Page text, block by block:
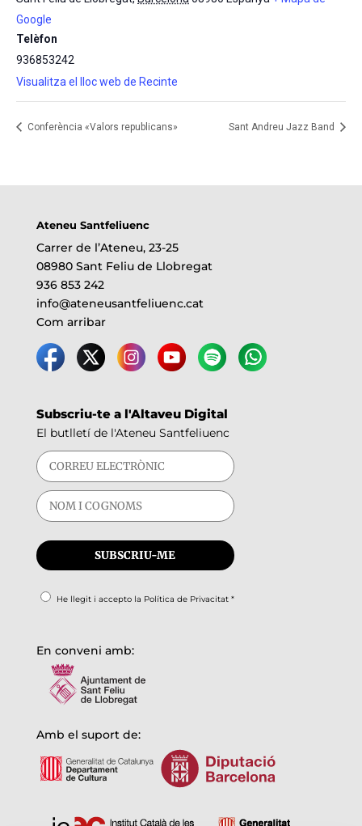
Google
Telèfon
936853242
Visualitza el lloc web de Recinte
Conferència «Valors republicans» Sant Andreu Jazz Band
Ateneu Santfeliuenc
Carrer de l’Ateneu, 23-25
08980 Sant Feliu de Llobregat
936 853 242
info@ateneusantfeliuenc.cat
Com arribar
Subscriu-te a l'Altaveu Digital
El butlletí de l'Ateneu Santfeliuenc
He llegit i accepto la Política de Privacitat*
En conveni amb:
Amb el suport de: